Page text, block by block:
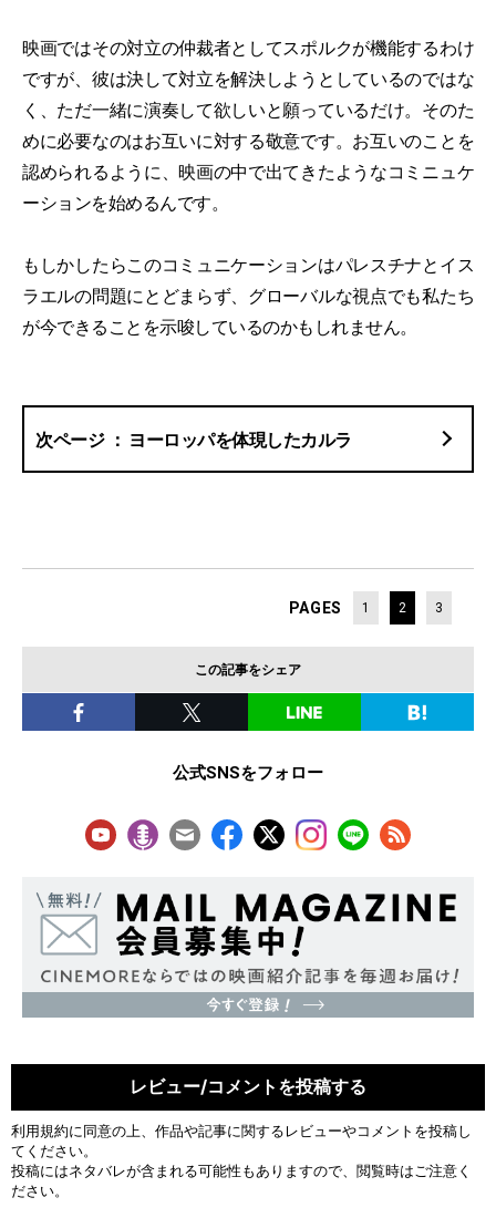
映画ではその対立の仲裁者としてスポルクが機能するわけ
ですが、彼は決して対立を解決しようとしているのではな
く、ただ一緒に演奏して欲しいと願っているだけ。そのた
めに必要なのはお互いに対する敬意です。お互いのことを
認められるように、映画の中で出てきたようなコミニュケ
ーションを始めるんです。
もしかしたらこのコミュニケーションはパレスチナとイス
ラエルの問題にとどまらず、グローバルな視点でも私たち
が今できることを示唆しているのかもしれません。
ヨーロッパを体現したカルラ
PAGES 1 2 3
この記事をシェア
公式SNSをフォロー
レビュー/コメントを投稿する
利用規約に同意の上、作品や記事に関するレビューやコメントを投稿し
てください。
投稿にはネタバレが含まれる可能性もありますので、閲覧時はご注意く
ださい。